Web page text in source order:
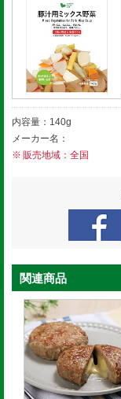
内容量：140g
メーカー名：
販売地域：全国
関連商品